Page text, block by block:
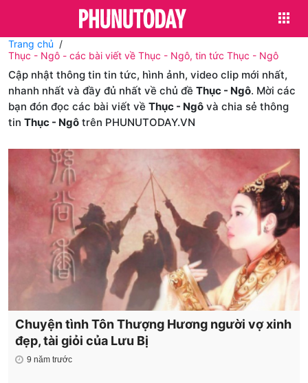
Trang chủ
Thục - Ngô - các bài viết về Thục - Ngô, tin tức Thục - Ngô
Cập nhật thông tin tin tức, hình ảnh, video clip mới nhất,
nhanh nhất và đầy đủ nhất về chủ đề Thục - Ngô. Mời các
bạn đón đọc các bài viết về Thục - Ngô và chia sẻ thông
tin Thục - Ngô trên PHUNUTODAY.VN
Chuyện tình Tôn Thượng Hương người vợ xinh
đẹp, tài giỏi của Lưu Bị
9 năm trước